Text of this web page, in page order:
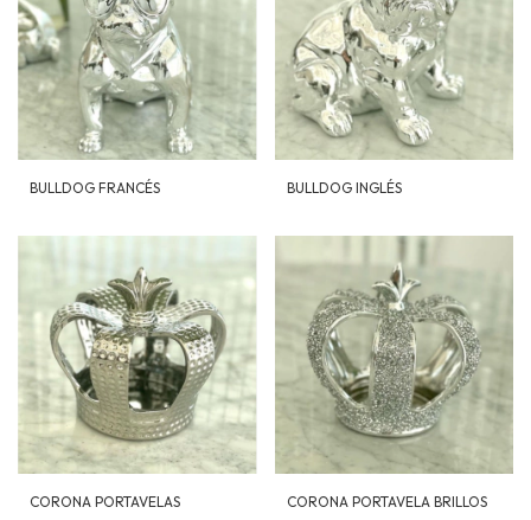
BULLDOG FRANCÉS BULLDOG INGLÉS
CORONA PORTAVELAS CORONA PORTAVELA BRILLOS